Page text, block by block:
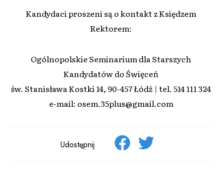
Kandydaci proszeni są o kontakt z Księdzem
Rektorem:
Ogólnopolskie Seminarium dla Starszych
Kandydatów do Święceń
św. Stanisława Kostki 14, 90-457 Łódź | tel. 514 111 324
e-mail: osem.35plus@gmail.com
Udostępnij